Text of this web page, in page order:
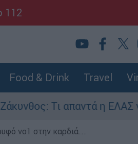
112
Food & Drink Travel
Τι απαντά η ΕΛΑΣ για
νο1 στην καρδιά...